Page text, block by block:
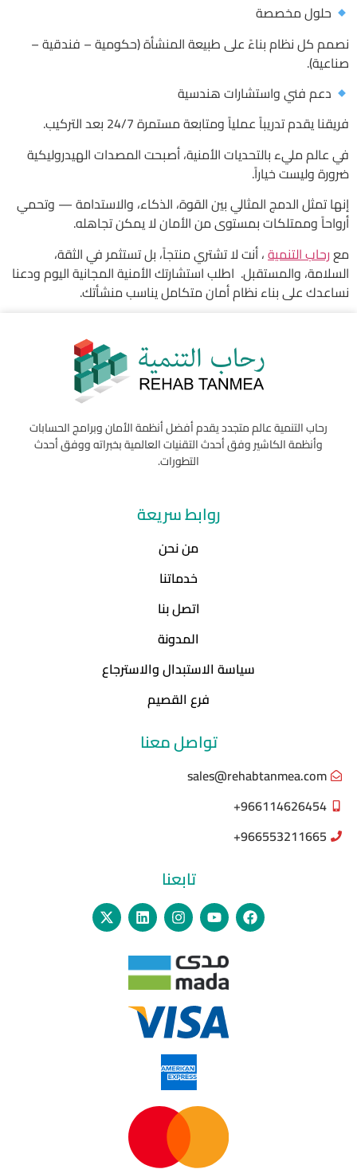
حلول مخصصة
نصمم كل نظام بناءً على طبيعة المنشأة (حكومية – فندقية –
صناعية).
دعم فني واستشارات هندسية
فريقنا يقدم تدريباً عملياً ومتابعة مستمرة 24/7 بعد التركيب.
في عالم مليء بالتحديات الأمنية، أصبحت المصدات الهيدروليكية
ضرورة وليست خياراً.
إنها تمثل الدمج المثالي بين القوة، الذكاء، والاستدامة — وتحمي
أرواحاً وممتلكات بمستوى من الأمان لا يمكن تجاهله.
معرحاب التنمية، أنت لا تشتري منتجاً، بل تستثمر في الثقة،
السلامة، والمستقبل. اطلب استشارتك الأمنية المجانية اليوم ودعنا
نساعدك على بناء نظام أمان متكامل يناسب منشأتك.
رحاب التنمية عالم متجدد يقدم أفضل أنظمة الأمان وبرامج الحسابات
وأنظمة الكاشير وفق أحدث التقنيات العالمية بخبراته ووفق أحدث
التطورات.
روابط سريعة
من نحن
خدماتنا
اتصل بنا
المدونة
سياسة الاستبدال والاسترجاع
فرع القصيم
تواصل معنا
sales@rehabtanmea.com
966114626454+
966553211665+
تابعنا